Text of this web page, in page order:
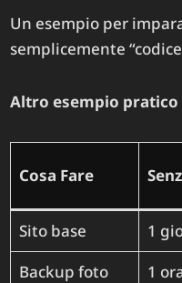
Un esempio per
semplicemente
Altro esempio
Cosa Fare
Sito base 1
Backup foto
1